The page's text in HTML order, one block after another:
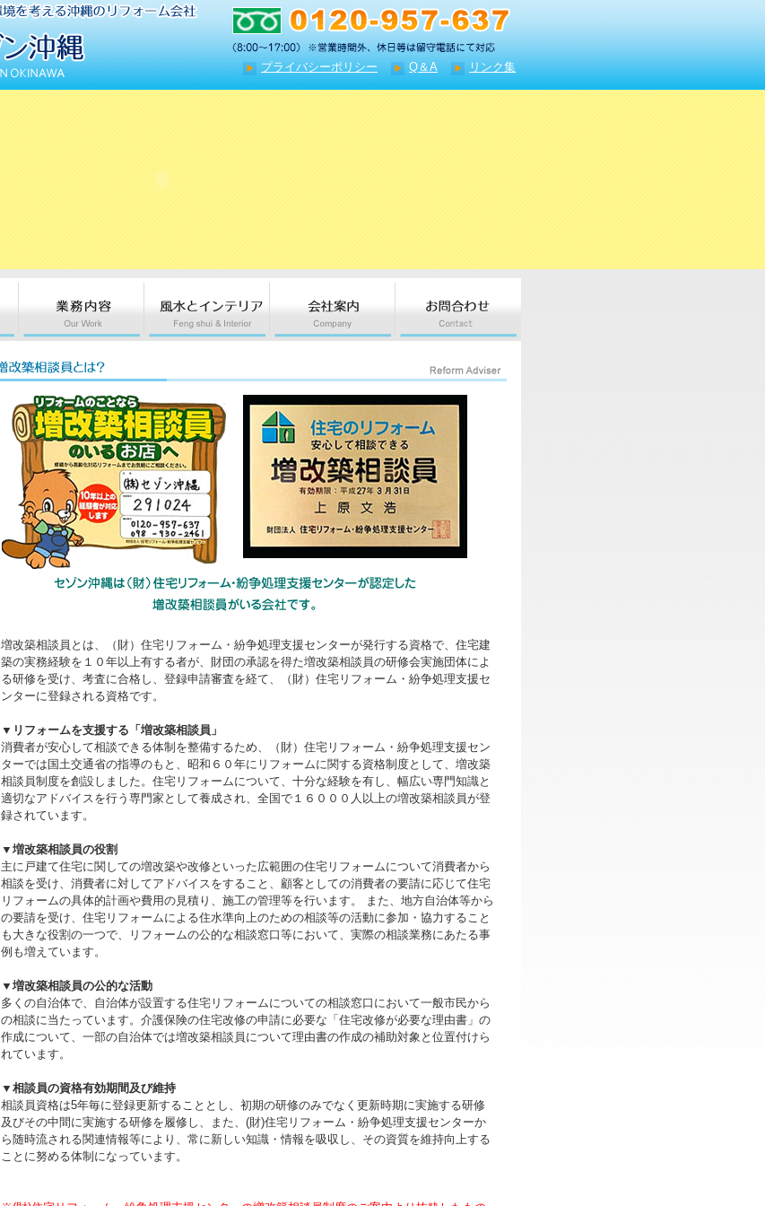
プライバシーポリシー Q＆A リンク集
増改築相談員とは、（財）住宅リフォーム・紛争処理支援センターが発行する資格で、住宅建
築の実務経験を１０年以上有する者が、財団の承認を得た増改築相談員の研修会実施団体によ
る研修を受け、考査に合格し、登録申請審査を経て、（財）住宅リフォーム・紛争処理支援セ
ンターに登録される資格です。
▼リフォームを支援する「増改築相談員」
消費者が安心して相談できる体制を整備するため、（財）住宅リフォーム・紛争処理支援セン
ターでは国土交通省の指導のもと、昭和６０年にリフォームに関する資格制度として、増改築
相談員制度を創設しました。住宅リフォームについて、十分な経験を有し、幅広い専門知識と
適切なアドバイスを行う専門家として養成され、全国で１６０００人以上の増改築相談員が登
録されています。
▼増改築相談員の役割
主に戸建て住宅に関しての増改築や改修といった広範囲の住宅リフォームについて消費者から
相談を受け、消費者に対してアドバイスをすること、顧客としての消費者の要請に応じて住宅
リフォームの具体的計画や費用の見積り、施工の管理等を行います。 また、地方自治体等から
の要請を受け、住宅リフォームによる住水準向上のための相談等の活動に参加・協力すること
も大きな役割の一つで、リフォームの公的な相談窓口等において、実際の相談業務にあたる事
例も増えています。
▼増改築相談員の公的な活動
多くの自治体で、自治体が設置する住宅リフォームについての相談窓口において一般市民から
の相談に当たっています。介護保険の住宅改修の申請に必要な「住宅改修が必要な理由書」の
作成について、一部の自治体では増改築相談員について理由書の作成の補助対象と位置付けら
れています。
▼相談員の資格有効期間及び維持
相談員資格は5年毎に登録更新することとし、初期の研修のみでなく更新時期に実施する研修
及びその中間に実施する研修を履修し、また、(財)住宅リフォーム・紛争処理支援センターか
ら随時流される関連情報等により、常に新しい知識・情報を吸収し、その資質を維持向上する
ことに努める体制になっています。